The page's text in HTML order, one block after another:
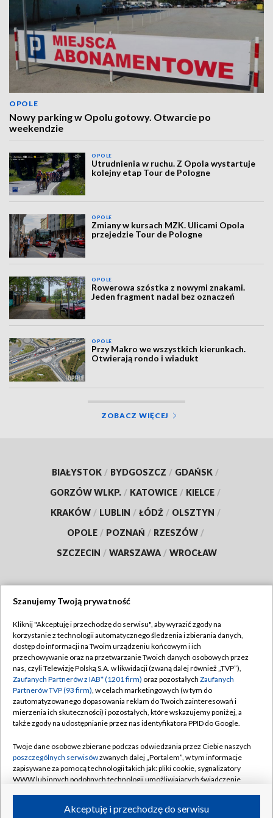
OPOLE
Nowy parking w Opolu gotowy. Otwarcie po
weekendzie
OPOLE
Utrudnienia w ruchu. Z Opola wystartuje
kolejny etap Tour de Pologne
OPOLE
Zmiany w kursach MZK. Ulicami Opola
przejedzie Tour de Pologne
OPOLE
Rowerowa szóstka z nowymi znakami.
Jeden fragment nadal bez oznaczeń
OPOLE
Przy Makro we wszystkich kierunkach.
Otwierają rondo i wiadukt
ZOBACZ WIĘCEJ
BIAŁYSTOK / BYDGOSZCZ / GDAŃSK /
GORZÓW WLKP. / KATOWICE / KIELCE /
KRAKÓW / LUBLIN / ŁÓDŹ / OLSZTYN /
OPOLE / POZNAŃ / RZESZÓW /
SZCZECIN / WARSZAWA / WROCŁAW
TVP
Abonament TVP
Emisja w TVP
Centrum informacji TVP
Naziemna Telewizja Cyfrowa
Rada Programowa
System NOS
Informacje o nadawcy
Program dla prasy
Regulamin TVP
Polityka prywatności
Moje zgody
Pomoc
Kontakt
Kanały
Szanujemy Twoją prywatność
Kliknij "Akceptuję i przechodzę do serwisu", aby wyrazić zgody na
korzystanie z technologii automatycznego śledzenia i zbierania danych,
dostęp do informacji na Twoim urządzeniu końcowym i ich
przechowywanie oraz na przetwarzanie Twoich danych osobowych przez
nas, czyli Telewizję Polską S.A. w likwidacji (zwaną dalej również „TVP”),
Zaufanych Partnerów z IAB* (1201 firm) oraz pozostałych Zaufanych
Partnerów TVP (93 firm), w celach marketingowych (w tym do
zautomatyzowanego dopasowania reklam do Twoich zainteresowań i
mierzenia ich skuteczności) i pozostałych, które wskazujemy poniżej, a
także zgody na udostępnianie przez nas identyfikatora PPID do Google.
Twoje dane osobowe zbierane podczas odwiedzania przez Ciebie naszych
poszczególnych serwisówzwanych dalej „Portalem”, w tym informacje
zapisywane za pomocą technologii takich jak: pliki cookie, sygnalizatory
WWW lub innych podobnych technologii umożliwiających świadczenie
ruchu w Internecie.Akceptuję i przechodzę do serwisu